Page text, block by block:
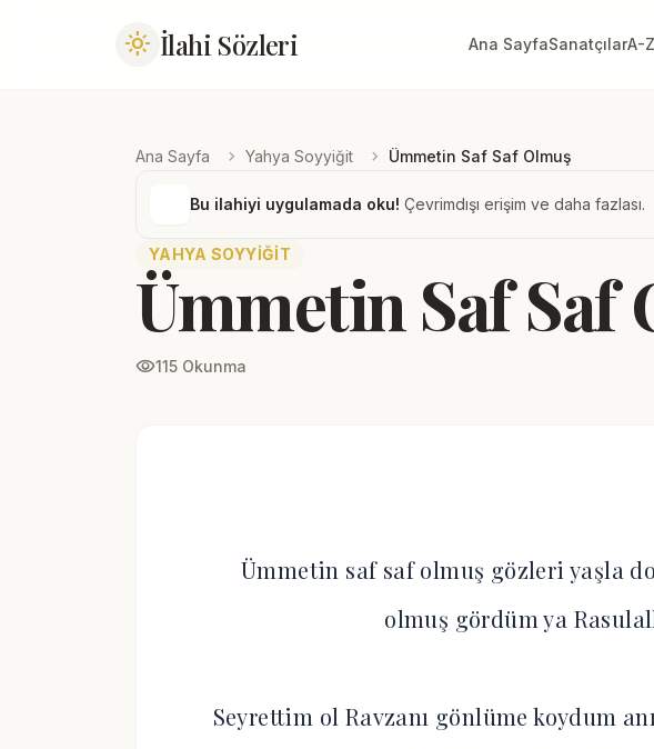
light_mode İlahi Sözleri Ana SayfaSanatçılarA-
Ana Sayfa chevron_right Yahya Soyyiğit chevron_right Ümmetin Saf Saf Olmuş
Bu ilahiyi uygulamada oku! Çevrimdışı erişim ve daha fazlası.
YAHYA SOYYIĞIT
Ümmetin Saf Saf
visibility115 Okunma
Ümmetin saf saf olmuş gözleri yaşla
olmuş gördüm ya
Seyrettim ol Ravzanı gönlüme koydum